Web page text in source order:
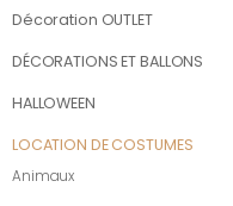
Décoration OUTLET
DÉCORATIONS ET BALLONS
HALLOWEEN
LOCATION DE COSTUMES
Animaux